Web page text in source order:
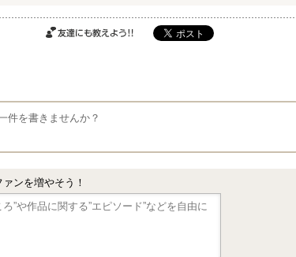
件を書きませんか？
ンを増やそう！
入はこちら